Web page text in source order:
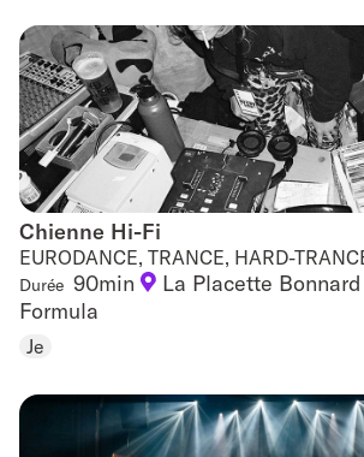
Chienne Hi-Fi
Chienne Hi-Fi
EURODANCE, TRANCE, HARD-
Durée 90min
La Placette
Formula
Je